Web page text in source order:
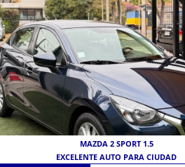
MAZDA 2 SPORT 1.5
EXCELENTE AUTO PARA CIUDAD